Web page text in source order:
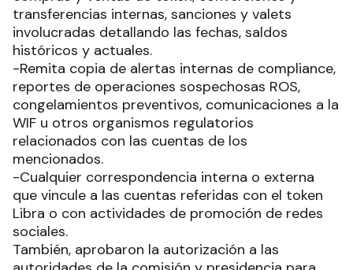
transferencias internas, sanciones y valets
involucradas detallando las fechas, saldos
históricos y actuales.
-Remita copia de alertas internas de compliance,
reportes de operaciones sospechosas ROS,
congelamientos preventivos, comunicaciones a la
WIF u otros organismos regulatorios
relacionados con las cuentas de los
mencionados.
-Cualquier correspondencia interna o externa
que vincule a las cuentas referidas con el token
Libra o con actividades de promoción de redes
sociales.
También, aprobaron la autorización a las